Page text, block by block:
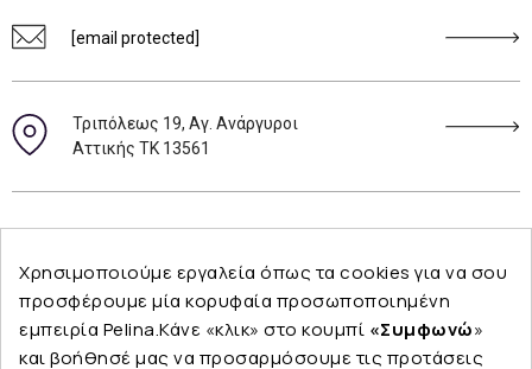
[email protected]
Τριπόλεως 19, Αγ. Ανάργυροι
Αττικής ΤΚ 13561
Εταιρεία
Χρησιμοποιούμε εργαλεία όπως τα cookies για να σου
προσφέρουμε μία κορυφαία προσωποποιημένη
εμπειρία Pelina.Κάνε «κλικ» στο κουμπί «Συμφωνώ»
και βοήθησέ μας να προσαρμόσουμε τις προτάσεις